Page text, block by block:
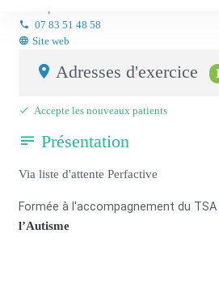
07 83 51 48 58
Site web
Adresses d'exercice
Accepte les nouveaux patients
Présentation
Via liste d'attente Perfactive
Formée à l'accompagnement du
l’Autisme